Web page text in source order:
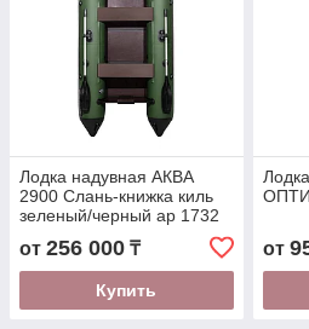
Лодка надувная АКВА
2900 Слань-книжка киль
зеленый/черный ар 1732
от 256 000 ₸
Купить
от